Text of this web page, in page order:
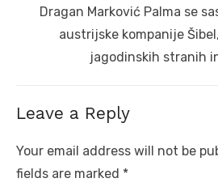
NextDragan Marković Palma se
austrijske kompanije
jagodinskih stranih
Leave a Reply
Your email address will not be
fields are marked *